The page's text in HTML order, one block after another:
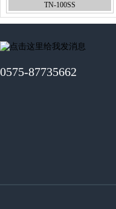
TN-100SS
0575-87735662